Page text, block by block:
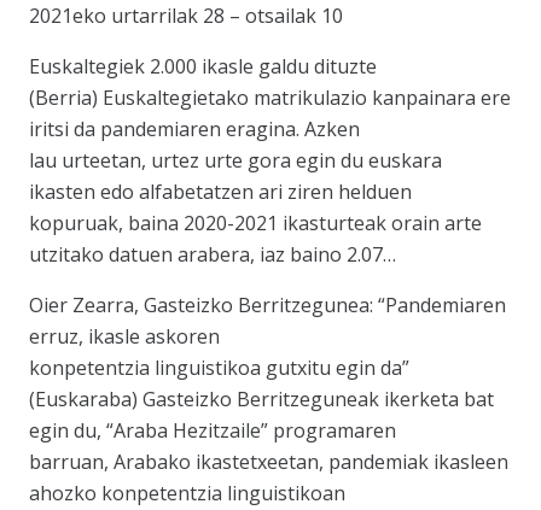
2021eko urtarrilak 28 – otsailak 10
Euskaltegiek 2.000 ikasle galdu dituzte
(Berria) Euskaltegietako matrikulazio kanpainara ere
iritsi da pandemiaren eragina. Azken
lau urteetan, urtez urte gora egin du euskara
ikasten edo alfabetatzen ari ziren helduen
kopuruak, baina 2020-2021 ikasturteak orain arte
utzitako datuen arabera, iaz baino 2.07…
Oier Zearra, Gasteizko Berritzegunea: “Pandemiaren
erruz, ikasle askoren
konpetentzia linguistikoa gutxitu egin da”
(Euskaraba) Gasteizko Berritzeguneak ikerketa bat
egin du, “Araba Hezitzaile” programaren
barruan, Arabako ikastetxeetan, pandemiak ikasleen
ahozko konpetentzia linguistikoan